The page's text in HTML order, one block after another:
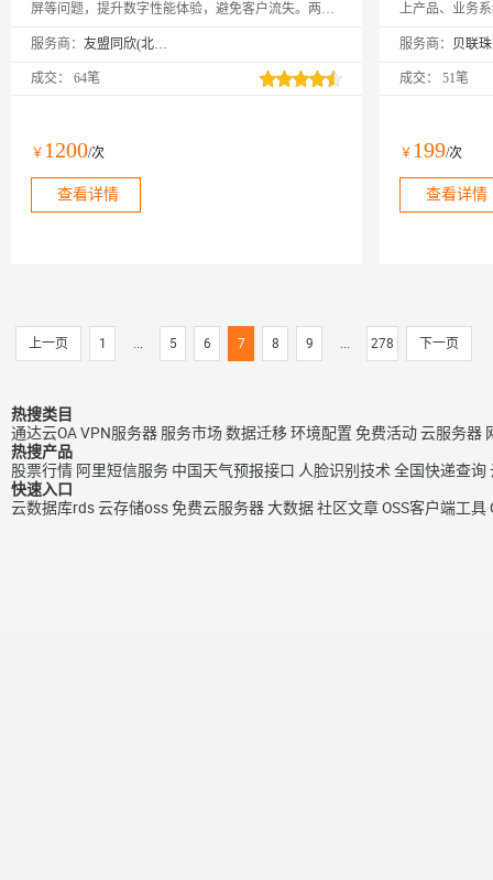
屏等问题，提升数字性能体验，避免客户流失。两行
要在友盟+激活页面https://account.umeng.com/activate进
服务商： 友盟同欣(北京)科技有限公司
成交： 64笔
￥ 1200/次
查看详情
上产品、业务
警根因分析、
需改造。
服务商：
成交： 51笔
￥ 199/次
查看详情
上一页 1 ... 5 6 7 8 9 ... 278 下一页
热搜类目
通达云OAVPN服务器 服务市场数据迁移环境配置 免费活动云服务器
热搜产品
股票行情 阿里短信服务 中国天气预报接口 人脸识别技术 全国快递查询
快速入口
云数据库rds云存储oss免费云服务器大数据社区文章OSS客户端工具